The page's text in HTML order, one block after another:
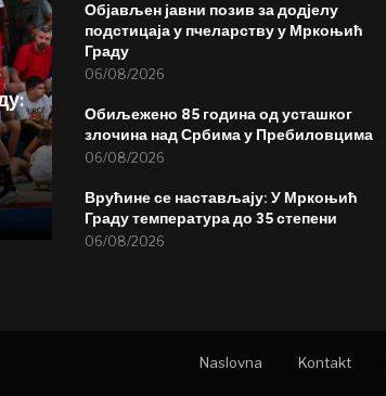
Објављен јавни позив за додјелу
подстицаја у пчеларству у Мркоњић
Граду
06/08/2026
Обиљежено 85 година од усташког
злочина над Србима у Пребиловцима
06/08/2026
Врућине се настављају: У Мркоњић
Граду температура до 35 степени
06/08/2026
Naslovna Kontakt